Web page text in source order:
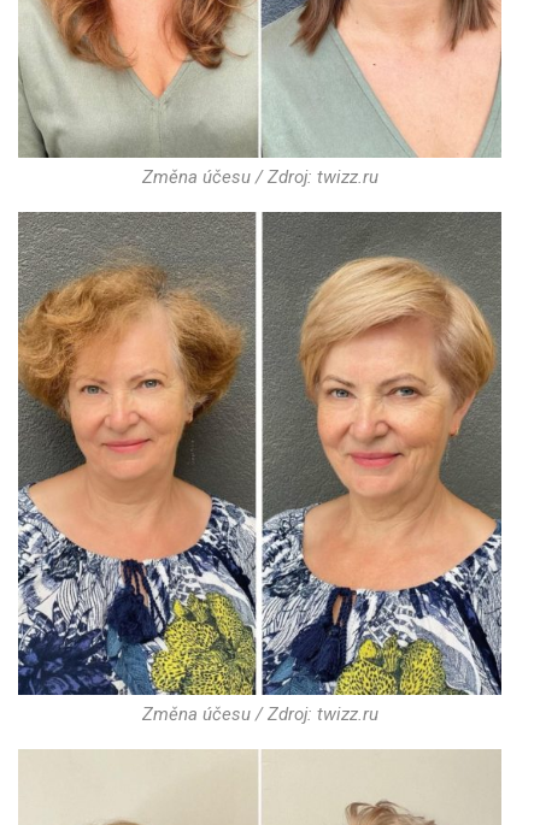
Změna účesu / Zdroj: twizz.ru
Změna účesu / Zdroj: twizz.ru